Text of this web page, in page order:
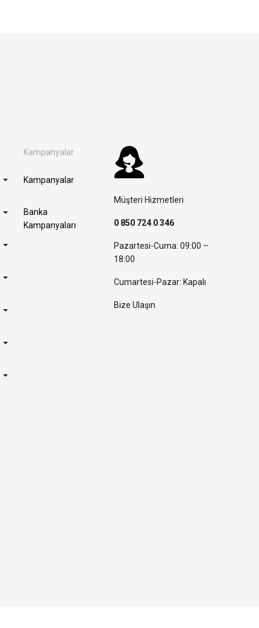
Kampanyalar
Kampanyalar
Banka
Kampanyaları
Müşteri Hizmetleri
0 850 724 0 346
Pazartesi-Cuma: 09:00 –
18:00
Cumartesi-Pazar: Kapalı
Bize Ulaşın